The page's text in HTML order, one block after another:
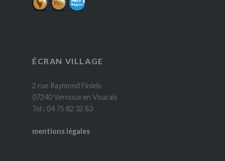
ÉCRAN VILLAGE
2 rue Raymond Finiels
07240 Vernoux en Vivarais
Tel : 04 75 82 32 83
mentions légales